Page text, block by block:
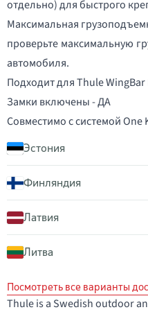
отдельно) для быстрого
Максимальная
проверьте максимальную
автомобиля.
Подходит для Thule WingBar
Замки включены - ДА
Совместимо с системой One
Эстония
Финляндия
Латвия
Литва
Посмотреть все варианты
Thule is a Swedish outdoor